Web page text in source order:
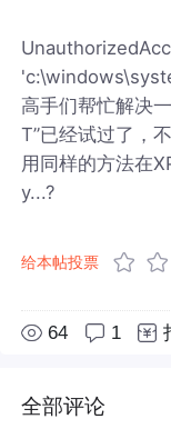
高手们帮忙解决
T”已经试过了，不
用同样的方法在
y...?
给本帖投票
64 1
全部评论